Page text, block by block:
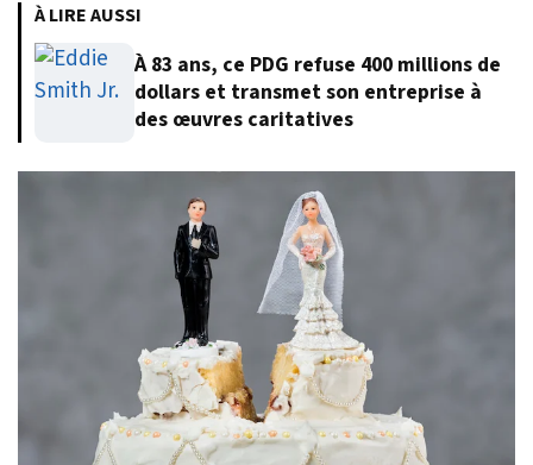
À LIRE AUSSI
À 83 ans, ce PDG refuse 400 millions de
dollars et transmet son entreprise à
des œuvres caritatives